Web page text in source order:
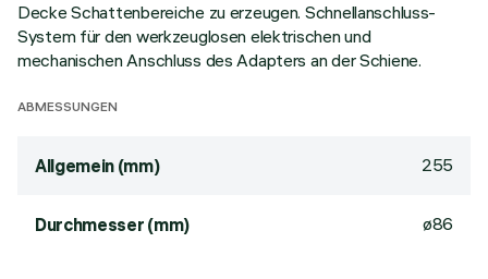
Decke Schattenbereiche zu erzeugen. Schnellanschluss-
System für den werkzeuglosen elektrischen und
mechanischen Anschluss des Adapters an der Schiene.
ABMESSUNGEN
Allgemein (mm) 255
Durchmesser (mm) ø86